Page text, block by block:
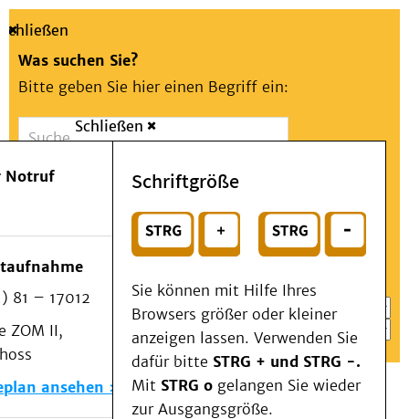
Suche
Schließen
Was suchen Sie?
Bitte geben Sie hier einen Begriff ein:
Suchen
oder
Wählen Sie ein Thema für Ihren Schnelleinstieg
Notfall
Schließen
Notruf
81 – 17012
ZOM II,
ansehen
Schriftgröße
Sie können mit Hilfe Ihres
Browsers größer oder kleiner
anzeigen lassen. Verwenden Sie
dafür bitte STRG + und STRG -.
Mit STRG o gelangen Sie wieder
zur Ausgangsgröße.
Menü
Patienten & Besucher
Kliniken/Institute/Zentren
Als Patient am UKD
Beratung und Unterstützung
Veranstaltungen
Kommunikation im Medizinwesen (KIM)
Notfall
Forschung & Lehre